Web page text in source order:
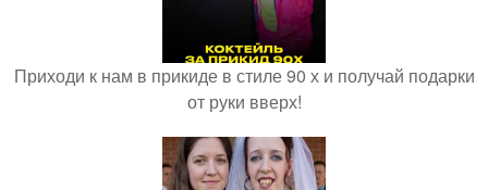
Приходи к нам в прикиде в стиле 90 х и получай подарки
от руки вверх!